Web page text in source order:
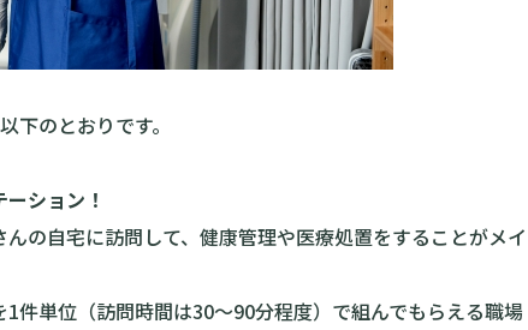
下のとおりです。
ション！
の自宅に訪問して、健康管理や医療処置をすることがメイ
件単位（訪問時間は30〜90分程度）で組んでもらえる職場